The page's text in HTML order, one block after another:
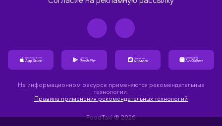
На информационном ресурсе применяются рекомендательные
технологии.
Правила применения рекомендательных технологий
FoodTaxi ® 2026